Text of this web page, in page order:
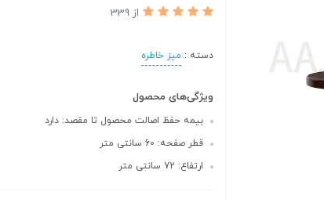
از 339
دسته : میز خاطره
ویژگی‌های محصول
بیمه حفظ اصالت محصول تا مقصد: دارد
قطر صفحه: 60 سانتی متر
ارتفاع: 72 سانتی متر